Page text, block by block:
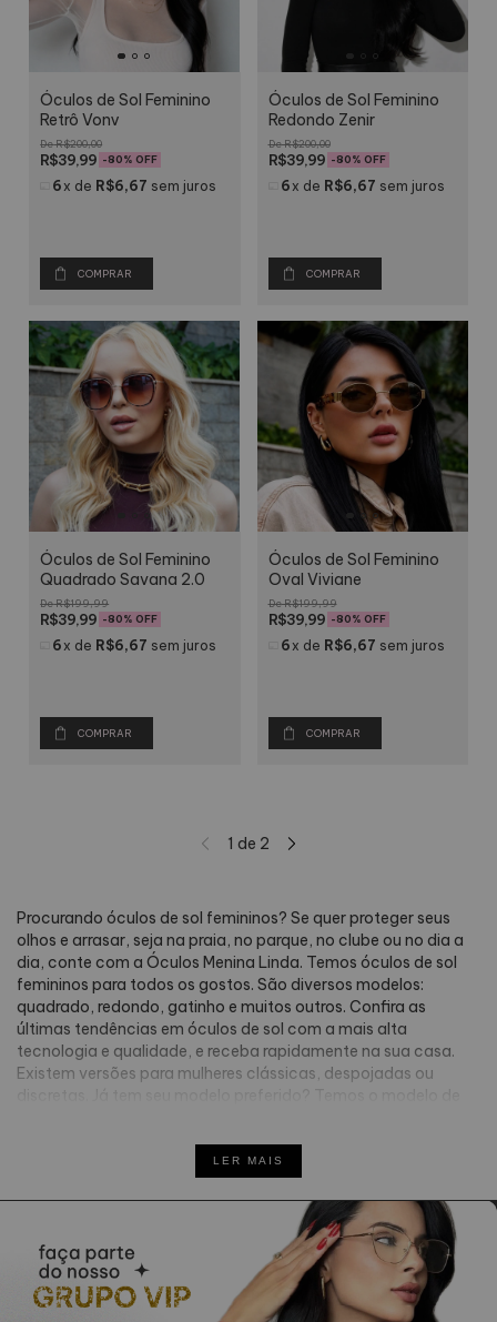
Óculos de Sol Feminino
Retrô Vony
R$200,00
R$39,99 -80% OFF
6 x de R$6,67 sem juros
COMPRAR
Óculos de Sol Feminino
Redondo Zenir
R$200,00
R$39,99 -80% OFF
6 x de R$6,67 sem juros
COMPRAR
Óculos de Sol Feminino
Quadrado Savana 2.0
R$199,99
R$39,99 -80% OFF
6 x de R$6,67 sem juros
COMPRAR
Óculos de Sol Feminino
Oval Viviane
R$199,99
R$39,99 -80% OFF
6 x de R$6,67 sem juros
COMPRAR
1 de 2
Procurando óculos de sol femininos? Se quer proteger seus
olhos e arrasar, seja na praia, no parque, no clube ou no dia a
dia, conte com a Óculos Menina Linda. Temos óculos de sol
femininos para todos os gostos. São diversos modelos:
quadrado, redondo, gatinho e muitos outros. Confira as
últimas tendências em óculos de sol com a mais alta
tecnologia e qualidade, e receba rapidamente na sua casa.
Existem versões para mulheres clássicas, despojadas ou
óculos de sol feminino estiloso para todas as ocasiões, os
modelos hexagonais, como o Débora e o Bianca, são as
escolhas com mais versatilidade. O modelo aviador com
ponte dupla, como os óculos Elen e Perola, são os clássicos
queridinhos para quem quer escolher sem erro. Já os óculos
Ban e Vera, são releituras cheias de impacto desse modelo que
nunca sai de moda. Se a intenção é inovar, os óculos de sol
gatinhos vêm ganhando cada vez mais espaço, pois refletem
intelectualidade e elegância. Para entrar na onda dos óculos
LER MAIS